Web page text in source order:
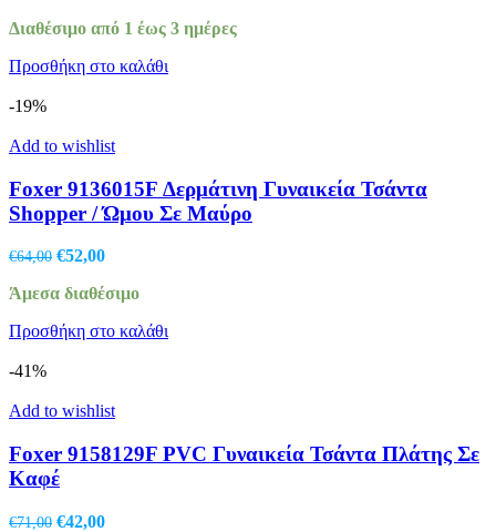
was:
τιμή
€52,00.
Διαθέσιμο από 1 έως 3 ημέρες
Προσθήκη στο καλάθι
-19%
Add to wishlist
Foxer 9136015F Δερμάτινη Γυναικεία Τσάντα
Shopper / Ώμου Σε Μαύρο
€64,00 Original
was:
€52,00Η
τιμή
€52,00.
Άμεσα διαθέσιμο
Προσθήκη στο καλάθι
-41%
Add to wishlist
Foxer 9158129F PVC Γυναικεία Τσάντα Πλάτης Σε
Καφέ
€71,00 Original
€42,00Η